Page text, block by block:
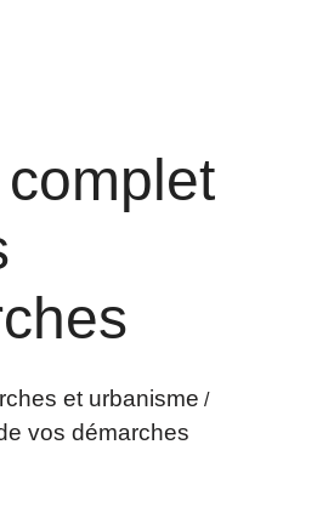
et urbanisme /
vos démarches